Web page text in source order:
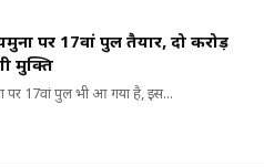
पर 17वां पुल तैयार, दो करोड़
मुक्ति
पर 17वां पुल भी आ गया है, इस...